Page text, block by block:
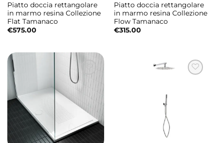
Piatto doccia rettangolare
in marmo resina Collezione
Flat Tamanaco
€575.00
Piatto doccia rettangolare
in marmo resina Collezione
Flow Tamanaco
€315.00